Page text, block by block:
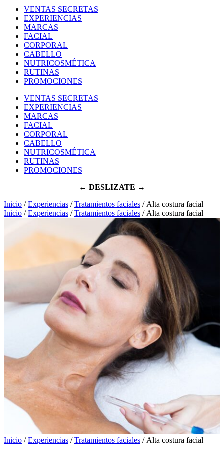
VENTAS SECRETAS
EXPERIENCIAS
MARCAS
FACIAL
CORPORAL
CABELLO
NUTRICOSMÉTICA
RUTINAS
PROMOCIONES
VENTAS SECRETAS
EXPERIENCIAS
MARCAS
FACIAL
CORPORAL
CABELLO
NUTRICOSMÉTICA
RUTINAS
PROMOCIONES
← DESLIZATE →
Inicio /Experiencias /Tratamientos faciales / Alta costura facial
Inicio /Experiencias /Tratamientos faciales / Alta costura facial
Inicio /Experiencias /Tratamientos faciales / Alta costura facial